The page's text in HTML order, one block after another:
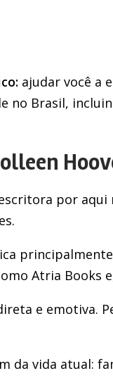
ajudar você a
no Brasil,
por
Atria Books
e emotiva.
da vida atual: